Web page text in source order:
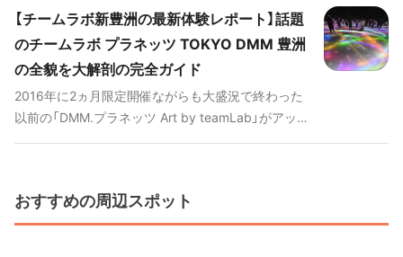
[youtube:id:5DtKa3Lp3ro] #### 人気キーワード
選|https://haveagood.holiday/articles/973]
[keyword_link:おすすめランチ11
選|https://haveagood.holiday/articles/975]
[keyword_link:寿司
大|https://haveagood.holiday/spots/747190]
[keyword_link:豊洲市場 休
み|https://haveagood.holiday/articles/977]
【チームラボ新豊洲の最新体験レポート】話題
のチームラボ プラネッツ TOKYO DMM 豊洲
の全貌を大解剖の完全ガイド
2016年に2ヵ月限定開催ながらも大盛況で終わった
以前の「DMM.プラネッツ Art by teamLab」がアップ
ークのありかたを提案する最新コンテンツです。 そ
んなチームラボプラネッツの7つの作品の見どころ
おすすめの周辺スポット